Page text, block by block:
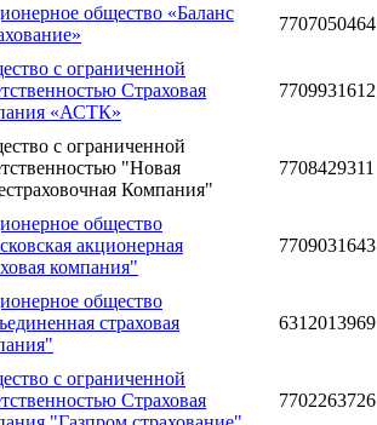
общество «Баланс
7707050464
с ограниченной
Страховая
«АСТК»
7709931612
с ограниченной
"Новая
Компания"
7708429311
общество
акционерная
компания"
7709031643
общество
страховая
6312013969
с ограниченной
Страховая
7702263726